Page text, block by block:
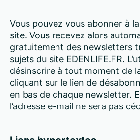
Vous pouvez vous abonner à
site. Vous recevez alors
gratuitement des newsletters
sujets du site EDENLIFE.FR.
désinscrire à tout moment de
cliquant sur le lien de
en bas de chaque newsletter.
l’adresse e-mail ne sera pas